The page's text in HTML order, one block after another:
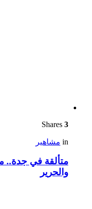
3
in مشاهير
متألقة في جدة..
والحرير